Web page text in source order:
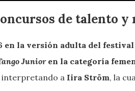
de talento y
en la versión adulta del
Junioren la categoría
interpretando a Iira Ström, la